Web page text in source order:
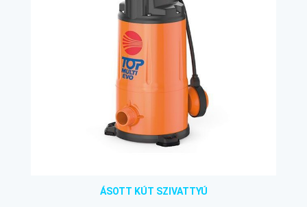
ÁSOTT KÚT SZIVATTYÚ